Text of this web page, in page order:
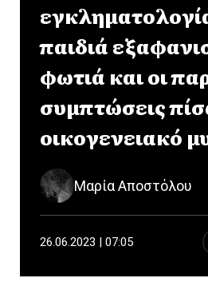
παιδιά
φωτιά και οι
συμπτώσεις
οικογενειακό
Μαρία Αποστόλου
26.06.2023 | 07:05